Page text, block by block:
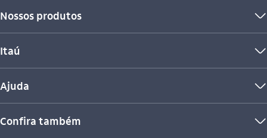
Nossos produtos seta_baixo
Itaú seta_baixo
Ajuda seta_baixo
Confira também seta_baixo